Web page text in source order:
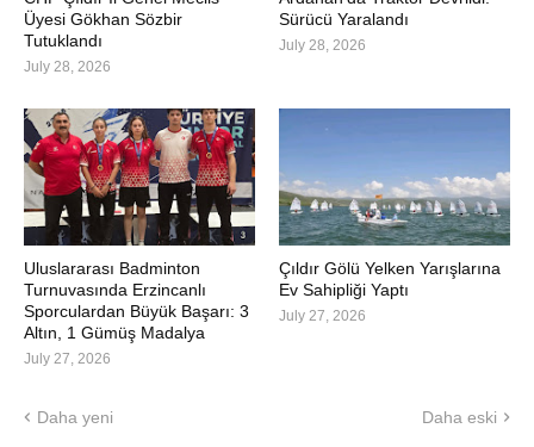
Üyesi Gökhan Sözbir
Tutuklandı
July 28, 2026
Sürücü Yaralandı
July 28, 2026
Uluslararası Badminton
Turnuvasında Erzincanlı
Sporculardan Büyük Başarı: 3
Altın, 1 Gümüş Madalya
July 27, 2026
Çıldır Gölü Yelken Yarışlarına
Ev Sahipliği Yaptı
July 27, 2026
Daha yeni Daha eski